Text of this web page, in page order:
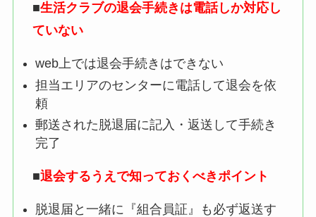
■生活クラブの退会手続きは電話しか対応し
ていない
web上では退会手続きはできない
担当エリアのセンターに電話して退会を依
頼
郵送された脱退届に記入・返送して手続き
完了
■退会するうえで知っておくべきポイント
脱退届と一緒に『組合員証』も必ず返送す